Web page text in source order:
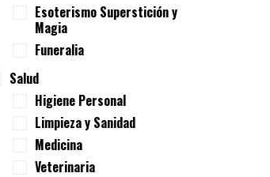
Esoterismo Superstición y
Magia
Funeralia
Salud
Higiene Personal
Limpieza y Sanidad
Medicina
Veterinaria